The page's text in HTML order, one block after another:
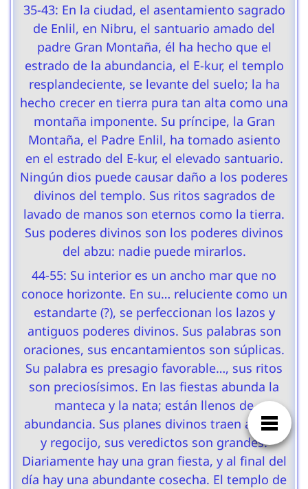
35-43: En la ciudad, el asentamiento sagrado
de Enlil, en Nibru, el santuario amado del
padre Gran Montaña, él ha hecho que el
estrado de la abundancia, el E-kur, el templo
resplandeciente, se levante del suelo; la ha
hecho crecer en tierra pura tan alta como una
montaña imponente. Su príncipe, la Gran
Montaña, el Padre Enlil, ha tomado asiento
en el estrado del E-kur, el elevado santuario.
Ningún dios puede causar daño a los poderes
divinos del templo. Sus ritos sagrados de
lavado de manos son eternos como la tierra.
Sus poderes divinos son los poderes divinos
del abzu: nadie puede mirarlos.
44-55: Su interior es un ancho mar que no
conoce horizonte. En su… reluciente como un
estandarte (?), se perfeccionan los lazos y
antiguos poderes divinos. Sus palabras son
oraciones, sus encantamientos son súplicas.
Su palabra es presagio favorable…, sus ritos
son preciosísimos. En las fiestas abunda la
manteca y la nata; están llenos de
abundancia. Sus planes divinos traen alegría
y regocijo, sus veredictos son grandes.
Diariamente hay una gran fiesta, y al final del
día hay una abundante cosecha. El templo de